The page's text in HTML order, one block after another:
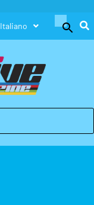
Italiano
Search
Search Button